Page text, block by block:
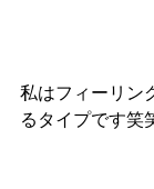
私はフィーリン
るタイプです笑